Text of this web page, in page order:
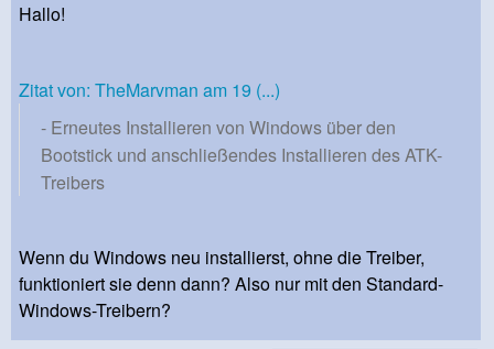
Hallo!
Zitat von: TheMarvman am 19 (...)
- Erneutes Installieren von Windows über den
Bootstick und anschließendes Installieren des ATK-
Treibers
Wenn du Windows neu installierst, ohne die Treiber,
funktioniert sie denn dann? Also nur mit den Standard-
Windows-Treibern?